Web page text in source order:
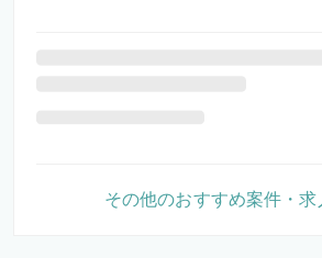
その他のおすすめ案件・求